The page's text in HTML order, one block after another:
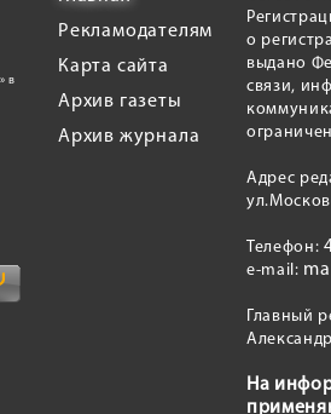
в
Рекламодателям
Карта сайта
Архив газеты
Архив журнала
о
выдано
связи,
Адрес
Телефон:
e-mail:
Главный
На